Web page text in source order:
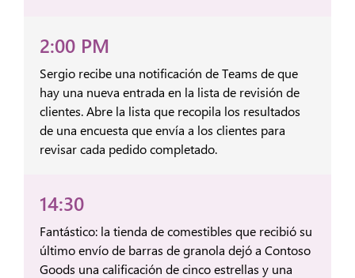
2:00 PM
Sergio recibe una notificación de Teams de que
hay una nueva entrada en la lista de revisión de
clientes. Abre la lista que recopila los resultados
de una encuesta que envía a los clientes para
revisar cada pedido completado.
14:30
Fantástico: la tienda de comestibles que recibió su
último envío de barras de granola dejó a Contoso
Goods una calificación de cinco estrellas y una